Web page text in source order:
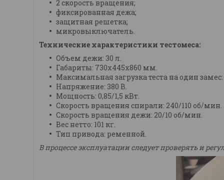
2 скорость вращения;
фиксированная дежа;
защитная решетка;
микровыключатель.
Технические характеристики тестомеса:
Объем дежи: 30 л.
Габариты: 730х445х860 мм.
Максимальная загрузка теста на один замес:
Напряжение: 380 В.
Мощность: 0,85/1,5 кВт.
Скорость вращения спирали: 240/110 об/мин.
Скорость вращения дежи: 20/10 об/мин.
Вес нетто: 101 кг.
Тип привода: ременной.
В процессе эксплуатации следует проверять и